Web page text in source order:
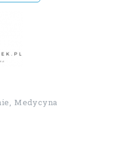
Medycyna